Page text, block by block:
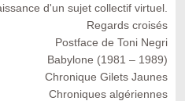
d'un sujet collectif virtuel.
Regards croisés
Postface de Toni Negri
Babylone (1981 – 1989)
Chronique Gilets Jaunes
Chroniques algériennes